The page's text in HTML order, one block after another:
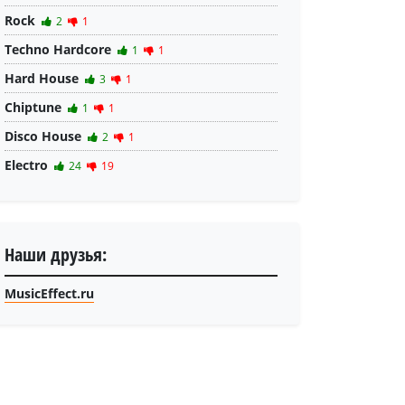
Rock
2 1
Techno Hardcore 1 1
Hard House 3 1
Chiptune 1 1
Disco House 2 1
Electro 24 19
Наши друзья:
MusicEffect.ru